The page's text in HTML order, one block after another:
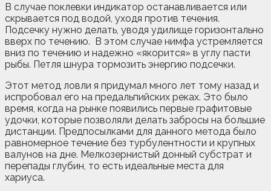
В случае поклевки индикатор останавливается или
скрывается под водой, уходя против течения.
Подсечку нужно делать, уводя удилище горизонтально
вверх по течению. В этом случае нимфа устремляется
вниз по течению и надежно «якорится» в углу пасти
рыбы. Петля шнура тормозить энергию подсечки.
Этот метод ловли я придумал много лет тому назад и
испробовал его на предальпийских реках. Это было
время, когда на рынке появились первые графитовые
удочки, которые позволяли делать забросы на большие
дистанции. Предпосылками для данного метода было
равномерное течение без турбулентности и крупных
валунов на дне. Мелкозернистый донный субстрат и
перепады глубин, то есть идеальные места для
хариуса.